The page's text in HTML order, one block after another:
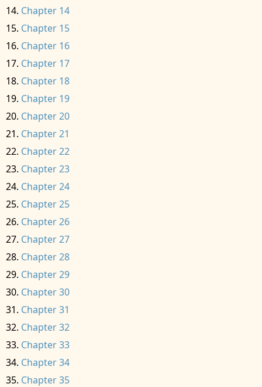
Chapter 14
Chapter 15
Chapter 16
Chapter 17
Chapter 18
Chapter 19
Chapter 20
Chapter 21
Chapter 22
Chapter 23
Chapter 24
Chapter 25
Chapter 26
Chapter 27
Chapter 28
Chapter 29
Chapter 30
Chapter 31
Chapter 32
Chapter 33
Chapter 34
Chapter 35